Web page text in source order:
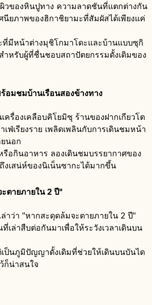
วของหินปูทาง ความลาดชันที่แตกต่างกัน
ยภาพของฮิกาชิยามะที่สัมผัสได้เพียงแค่
ที่มีหน้าต่างมุชิโกมาโดะและบ้านแบบซุกิ
ำหรับผู้ที่ชื่นชอบสถาปัตยกรรมดั้งเดิมของ
อมชมบ้านเรือนสองข้างทาง
ครื่องเคลือบคิโยมิซุ ร้านของฝากเกียวโต
ฟ่เรียงราย เพลิดเพลินกับการเดินชมหน้า
นอก
อกินอาหาร ลองเดินชมบรรยากาศของ
งเสน่ห์ของนิเน็นซากะได้มากขึ้น
ตายภายใน 2 ปี"
าว่า "หากสะดุดล้มจะตายภายใน 2 ปี"
ที่เล่าสืบต่อกันมาเพื่อให้ระวังเวลาเดินบน
เป็นภูมิปัญญาดั้งเดิมที่ช่วยให้เดินบนบันได
ก็น่าสนใจ